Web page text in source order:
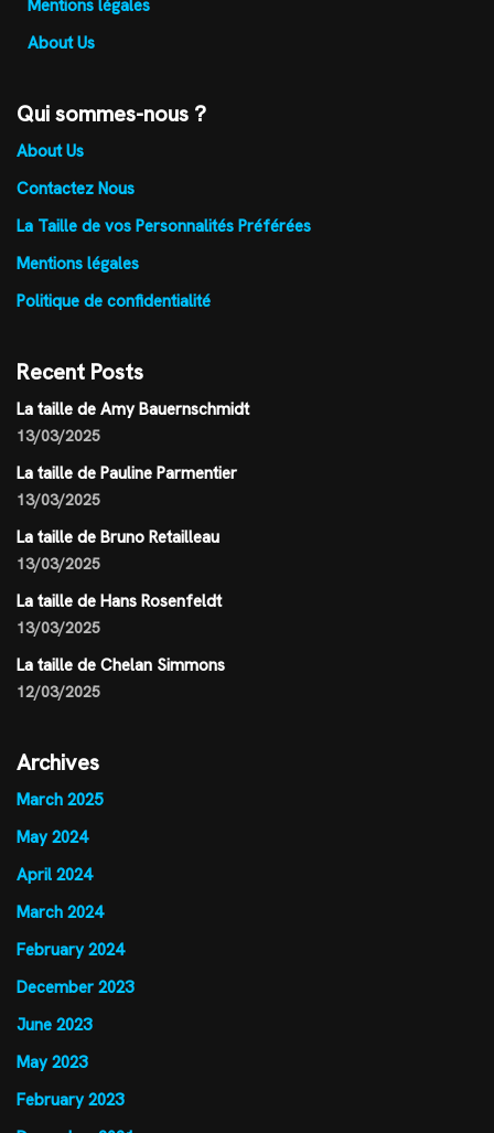
Mentions légales
About Us
Qui sommes-nous ?
About Us
Contactez Nous
La Taille de vos Personnalités Préférées
Mentions légales
Politique de confidentialité
Recent Posts
La taille de Amy Bauernschmidt
13/03/2025
La taille de Pauline Parmentier
13/03/2025
La taille de Bruno Retailleau
13/03/2025
La taille de Hans Rosenfeldt
13/03/2025
La taille de Chelan Simmons
12/03/2025
Archives
March 2025
May 2024
April 2024
March 2024
February 2024
December 2023
June 2023
May 2023
February 2023